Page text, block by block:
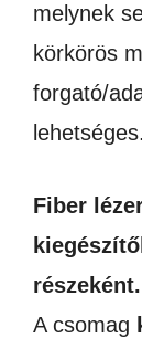
melynek
körkörös
forgató/
lehetséges.
Fiber
részeként.
A csomag